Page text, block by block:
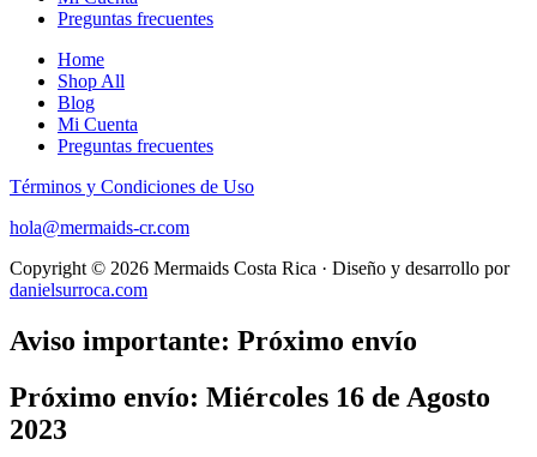
Preguntas frecuentes
Home
Shop All
Blog
Mi Cuenta
Preguntas frecuentes
Términos y Condiciones de Uso
hola@mermaids-cr.com
Copyright © 2026 Mermaids Costa Rica · Diseño y desarrollo por
danielsurroca.com
Aviso importante: Próximo envío
Próximo envío: Miércoles 16 de Agosto
2023